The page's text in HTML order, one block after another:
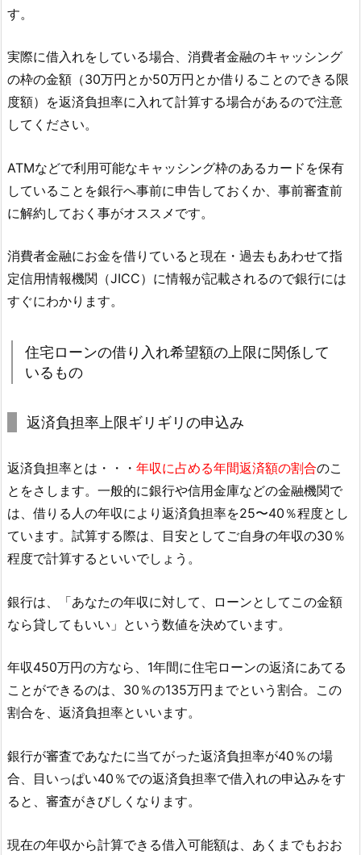
す。
実際に借入れをしている場合、消費者金融のキャッシング
の枠の金額（30万円とか50万円とか借りることのできる限
度額）を返済負担率に入れて計算する場合があるので注意
してください。
ATMなどで利用可能なキャッシング枠のあるカードを保有
していることを銀行へ事前に申告しておくか、事前審査前
に解約しておく事がオススメです。
消費者金融にお金を借りていると現在・過去もあわせて指
定信用情報機関（JICC）に情報が記載されるので銀行には
すぐにわかります。
住宅ローンの借り入れ希望額の上限に関係して
いるもの
返済負担率上限ギリギリの申込み
返済負担率とは・・・ 年収に占める年間返済額の割合のこ
とをさします。一般的に銀行や信用金庫などの金融機関で
は、借りる人の年収により返済負担率を25〜40％程度とし
ています。試算する際は、目安としてご自身の年収の30％
程度で計算するといいでしょう。
銀行は、「あなたの年収に対して、ローンとしてこの金額
なら貸してもいい」という数値を決めています。
年収450万円の方なら、1年間に住宅ローンの返済にあてる
ことができるのは、30％の135万円までという割合。この
割合を、返済負担率といいます。
銀行が審査であなたに当てがった返済負担率が40％の場
合、目いっぱい40％での返済負担率で借入れの申込みをす
ると、審査がきびしくなります。
現在の年収から計算できる借入可能額は、あくまでもおお